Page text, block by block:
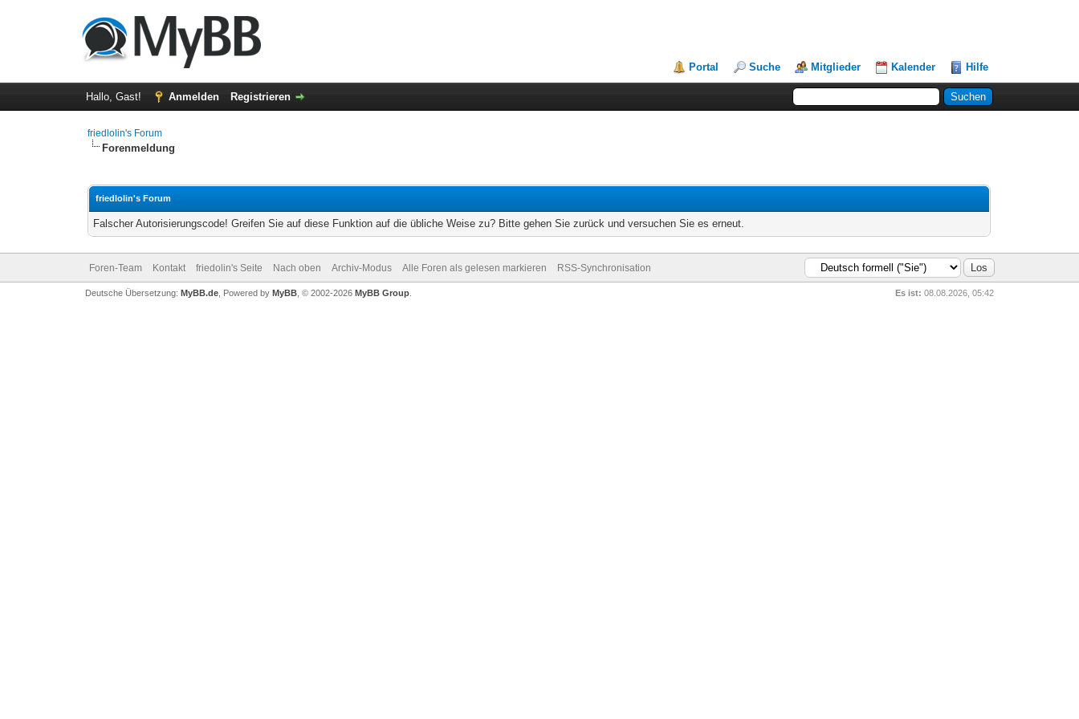
Portal Suche Mitglieder Kalender Hilfe
Hallo, Gast! Anmelden Registrieren
friedlolin's Forum
Forenmeldung
friedlolin's Forum
Falscher Autorisierungscode! Greifen Sie auf diese Funktion auf die übliche Weise zu? Bitte gehen Sie zurück und versuchen Sie es erneut.
Foren-Team Kontakt friedolin's Seite Nach oben Archiv-Modus Alle Foren als gelesen markieren RSS-Synchronisation
Es ist: 08.08.2026, 05:42
Deutsche Übersetzung: MyBB.de, Powered by MyBB, © 2002-2026 MyBB Group.